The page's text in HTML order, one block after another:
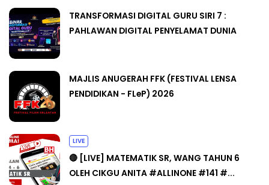
TRANSFORMASI DIGITAL GURU SIRI 7 :
PAHLAWAN DIGITAL PENYELAMAT DUNIA
MAJLIS ANUGERAH FFK (FESTIVAL LENSA
PENDIDIKAN - FLeP) 2026
LIVE
🔴 [LIVE] MATEMATIK SR, WANG TAHUN 6
OLEH CIKGU ANITA #ALLINONE #141 #...